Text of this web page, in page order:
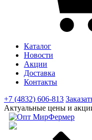
Каталог
Новости
Акции
Доставка
Контакты
+7 (4832) 606-813
Актуальные цены и